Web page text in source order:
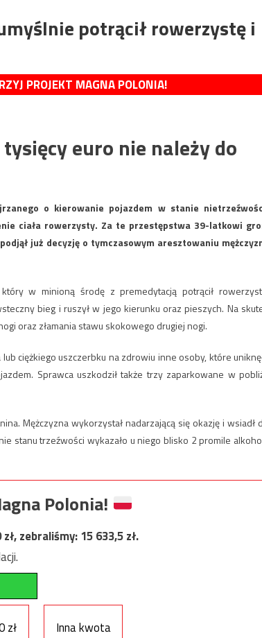
potrącił rowerzystę i
PROJEKT MAGNA POLONIA!
euro nie należy do
o kierowanie pojazdem w stanie
ciała rowerzysty. Za te przestępstwa 39-latkowi
już decyzję o tymczasowym aresztowaniu
w minioną środę z premedytacją potrącił
bieg i ruszył w jego kierunku oraz pieszych. Na
oraz złamania stawu skokowego drugiej nogi.
ciężkiego uszczerbku na zdrowiu inne osoby, które
Sprawca uszkodził także trzy zaparkowane w
Mężczyzna wykorzystał nadarzającą się okazję i wsiadł
stanu trzeźwości wykazało u niego blisko 2 promile
Polonia!
zł, zebraliśmy:15 633,5zł.
zł
Inna kwota